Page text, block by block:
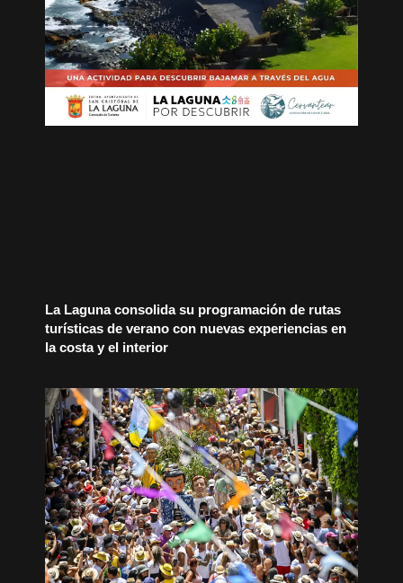
La Laguna consolida su programación de rutas
turísticas de verano con nuevas experiencias en
la costa y el interior